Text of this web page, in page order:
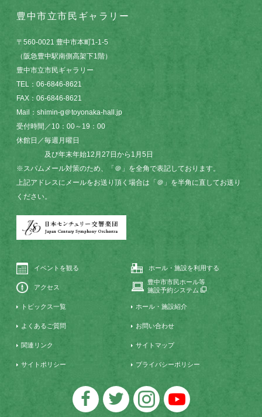
豊中市立市民ギャラリー
〒560-0021 豊中市本町1-1-5
（阪急豊中駅南側高架下1階）
豊中市立市民ギャラリー
TEL：06-6846-8621
FAX：06-6846-8621
Mail：shimin-g＠toyonaka-hall.jp
受付時間／10：00～19：00
休館日／毎週月曜日
及び年末年始12月27日から1月5日
※スパムメール対策のため、「＠」を全角で表記しております。
上記アドレスにメールをお送り頂く場合は「＠」を半角に直してお送り
ください。
イベントを観る ホール・施設を利用する
アクセス
豊中市市民ホール等
施設予約システム
トピックス一覧 ホール・施設紹介
よくあるご質問 お問い合わせ
関連リンク サイトマップ
サイトポリシー プライバシーポリシー